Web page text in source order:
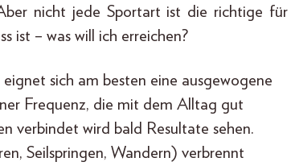
nicht jede Sportart ist die richtige für
ist – was will ich erreichen?
sich am besten eine ausgewogene
Frequenz, die mit dem Alltag gut
verbindet wird bald Resultate sehen.
Seilspringen, Wandern) verbrennt